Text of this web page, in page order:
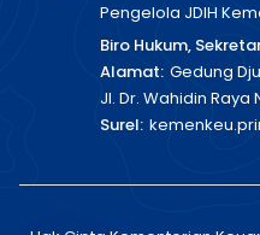
Pengelola JDIH
Biro Hukum,
Alamat: Gedung
Jl. Dr. Wahidin Raya
Surel: